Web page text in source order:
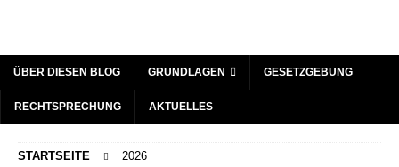
ÜBER DIESEN BLOG GRUNDLAGEN GESETZGEBUNG
RECHTSPRECHUNG AKTUELLES
STARTSEITE 2026